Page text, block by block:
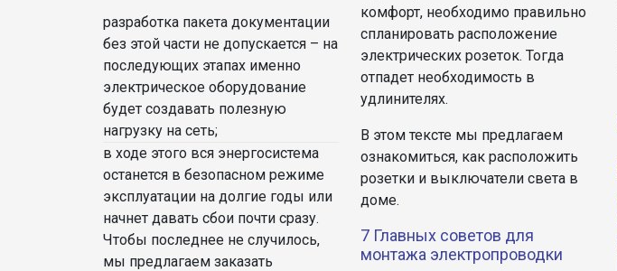
разработка пакета документации
без этой части не допускается – на
последующих этапах именно
электрическое оборудование
будет создавать полезную
нагрузку на сеть;
в ходе этого вся энергосистема
останется в безопасном режиме
эксплуатации на долгие годы или
начнет давать сбои почти сразу.
Чтобы последнее не случилось,
мы предлагаем заказать
комфорт, необходимо правильно
спланировать расположение
электрических розеток. Тогда
отпадет необходимость в
удлинителях.
В этом тексте мы предлагаем
ознакомиться, как расположить
розетки и выключатели света в
доме.
7 Главных советов для
монтажа электропроводки